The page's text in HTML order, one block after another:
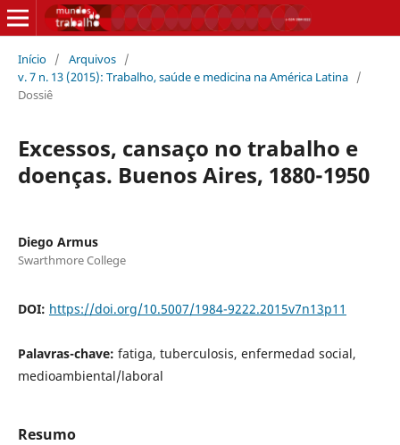
Início / Arquivos /
v. 7 n. 13 (2015): Trabalho, saúde e medicina na América Latina /
Dossiê
Excessos, cansaço no trabalho e
doenças. Buenos Aires, 1880-1950
Diego Armus
Swarthmore College
DOI: https://doi.org/10.5007/1984-9222.2015v7n13p11
Palavras-chave: fatiga, tuberculosis, enfermedad social,
medioambiental/laboral
Resumo